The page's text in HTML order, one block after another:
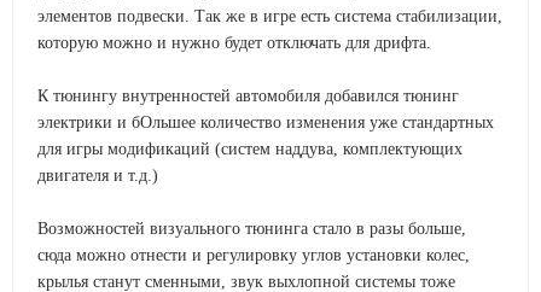
элементов подвески. Так же в игре есть система стабилизации,
которую можно и нужно будет отключать для дрифта.
К тюнингу внутренностей автомобиля добавился тюнинг
электрики и бОльшее количество изменения уже стандартных
для игры модификаций (систем наддува, комплектующих
двигателя и т.д.)
Возможностей визуального тюнинга стало в разы больше,
сюда можно отнести и регулировку углов установки колес,
крылья станут сменными, звук выхлопной системы тоже